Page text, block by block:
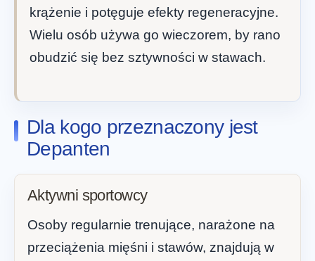
krążenie i potęguje efekty regeneracyjne.
Wielu osób używa go wieczorem, by rano
obudzić się bez sztywności w stawach.
Dla kogo przeznaczony jest
Depanten
Aktywni sportowcy
Osoby regularnie trenujące, narażone na
przeciążenia mięśni i stawów, znajdują w